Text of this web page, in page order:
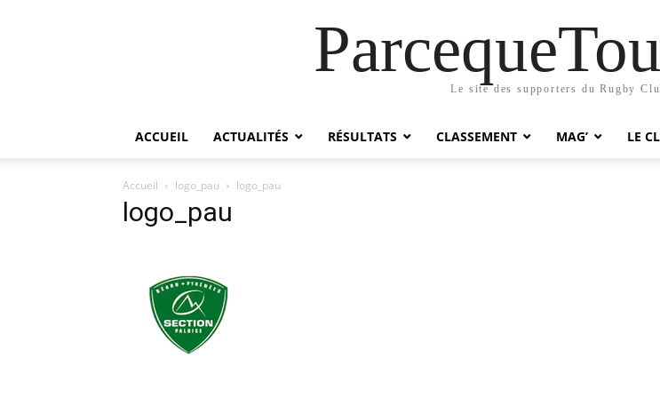
Le site des supporters du Rugby
ACCUEIL ACTUALITÉS RÉSULTATS CLASSEMENT MAG’ LE
Accueil logo_pau logo_pau
logo_pau